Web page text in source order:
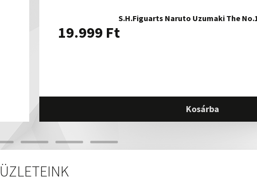
S.H.Figuarts Naruto Uzumaki The
19.999 Ft
Kosárba
ÜZLETEINK